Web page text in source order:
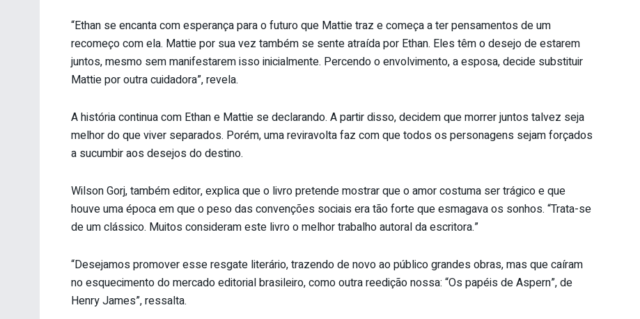
“Ethan se encanta com esperança para o futuro que Mattie traz e começa a ter pensamentos de um
recomeço com ela. Mattie por sua vez também se sente atraída por Ethan. Eles têm o desejo de estarem
juntos, mesmo sem manifestarem isso inicialmente. Percendo o envolvimento, a esposa, decide substituir
Mattie por outra cuidadora”, revela.
A história continua com Ethan e Mattie se declarando. A partir disso, decidem que morrer juntos talvez seja
melhor do que viver separados. Porém, uma reviravolta faz com que todos os personagens sejam forçados
a sucumbir aos desejos do destino.
Wilson Gorj, também editor, explica que o livro pretende mostrar que o amor costuma ser trágico e que
houve uma época em que o peso das convenções sociais era tão forte que esmagava os sonhos. “Trata-se
de um clássico. Muitos consideram este livro o melhor trabalho autoral da escritora.”
“Desejamos promover esse resgate literário, trazendo de novo ao público grandes obras, mas que caíram
no esquecimento do mercado editorial brasileiro, como outra reedição nossa: “Os papéis de Aspern”, de
Henry James”, ressalta.